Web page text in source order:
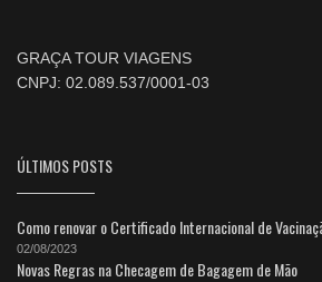
GRAÇA TOUR VIAGENS
CNPJ: 02.089.537/0001-03
ÚLTIMOS POSTS
Como renovar o Certificado Internacional de
02/08/2023
Novas Regras na Checagem de Bagagem de Mão